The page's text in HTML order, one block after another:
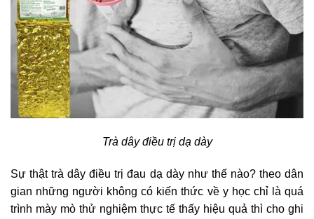
Trà dây điều trị dạ dày
Sự thật trà dây điều trị đau dạ dày như thế nào? theo dân
gian những người không có kiến thức về y học chỉ là quá
trình mày mò thử nghiệm thực tế thấy hiệu quả thì cho ghi